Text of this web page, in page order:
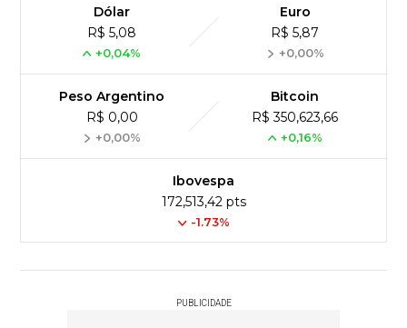
Dólar
R$ 5,08
+0,04%
Euro
R$ 5,87
+0,00%
Peso Argentino
R$ 0,00
+0,00%
Bitcoin
R$ 350,623,66
+0,16%
Ibovespa
172,513,42 pts
-1.73%
PUBLICIDADE